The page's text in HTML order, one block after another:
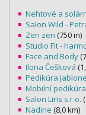
Nehtové a
Salon Wild -
Zen zen (750 m)
Studio Fit -
Face and Body
Ilona Češková
Pedikúra
Mobilní
Salon Liris s.r.o.
Nadine (8,0 km)